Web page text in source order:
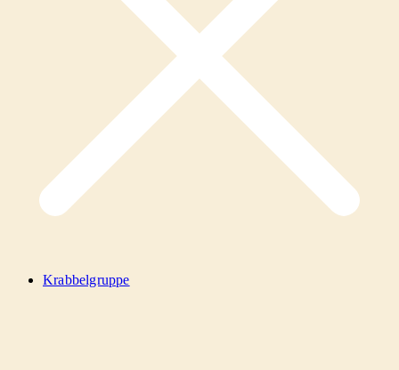
Krabbelgruppe